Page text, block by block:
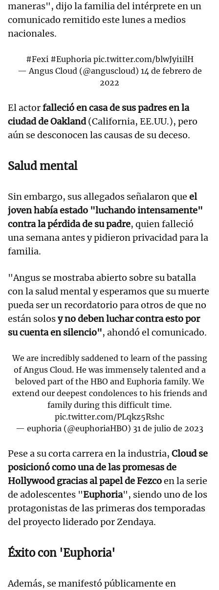
maneras", dijo la familia del intérprete en un
comunicado remitido este lunes a medios
nacionales.
#Fexi #Euphoria pic.twitter.com/blwJyi1ilH
— Angus Cloud (@anguscloud) 14 de febrero de
2022
El actorfalleció en casa de sus padres en la
ciudad de Oakland(California, EE.UU.), pero
aún se desconocen las causas de su deceso.
Salud mental
Sin embargo, sus allegados señalaron que el
joven había estado "luchando intensamente"
contra la pérdida de su padre, quien falleció
una semana antes y pidieron privacidad para la
familia.
"Angus se mostraba abierto sobre su batalla
con la salud mental y esperamos que su muerte
pueda ser un recordatorio para otros de que no
están solosy no deben luchar contra esto por
su cuenta en silencio", ahondó el comunicado.
We are incredibly saddened to learn of the passing
of Angus Cloud. He was immensely talented and a
beloved part of the HBO and Euphoria family. We
extend our deepest condolences to his friends and
family during this difficult time.
pic.twitter.com/PLqkz5Rshc
— euphoria (@euphoriaHBO) 31 de julio de 2023
Pese a su corta carrera en la industria, Cloud se
posicionó como una de las promesas de
Hollywood gracias al papel de Fezcoen la serie
de adolescentes "Euphoria", siendo uno de los
protagonistas de las primeras dos temporadas
del proyecto liderado por Zendaya.
Éxito con 'Euphoria'
Además, se manifestó públicamente en